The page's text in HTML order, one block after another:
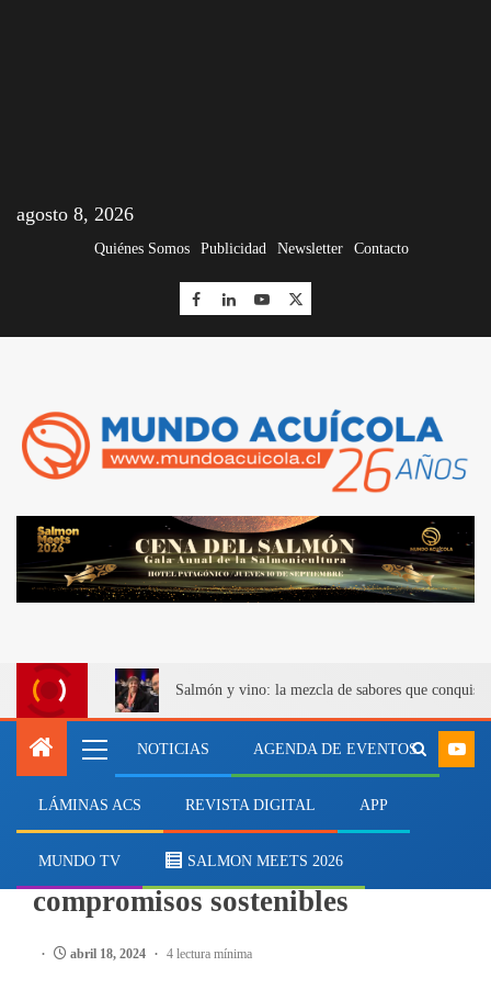
agosto 8, 2026
Quiénes Somos Publicidad Newsletter Contacto
Salmón y vino: la mezcla de sabores que
NOTICIAS AGENDA DE EVENTOS
LÁMINAS ACS REVISTA DIGITAL APP
MUNDO TV SALMON MEETS 2026
Blumar suscribe crédito con
compromisos sostenibles
abril 18, 2024 4 lectura mínima